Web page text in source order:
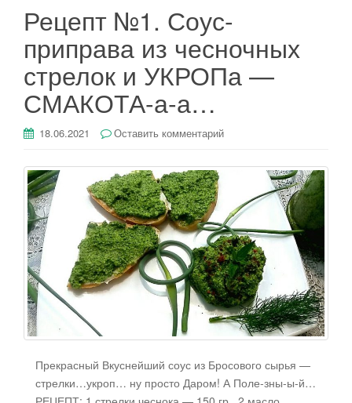
Рецепт №1. Соус-
приправа из чесночных
стрелок и УКРОПа —
СМАКОТА-а-а…
18.06.2021 Оставить комментарий
Прекрасный Вкуснейший соус из Бросового сырья —
стрелки…укроп… ну просто Даром! А Поле-зны-ы-й…